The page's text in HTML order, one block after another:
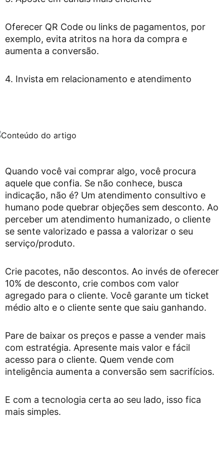
Oferecer QR Code ou links de pagamentos, por
exemplo, evita atritos na hora da compra e
aumenta a conversão.
4. Invista em relacionamento e atendimento
Quando você vai comprar algo, você procura
aquele que confia. Se não conhece, busca
indicação, não é? Um atendimento consultivo e
humano pode quebrar objeções sem desconto. Ao
perceber um atendimento humanizado, o cliente
se sente valorizado e passa a valorizar o seu
serviço/produto.
Crie pacotes, não descontos. Ao invés de oferecer
10% de desconto, crie combos com valor
agregado para o cliente. Você garante um ticket
médio alto e o cliente sente que saiu ganhando.
Pare de baixar os preços e passe a vender mais
com estratégia. Apresente mais valor e fácil
acesso para o cliente. Quem vende com
inteligência aumenta a conversão sem sacrifícios.
E com a tecnologia certa ao seu lado, isso fica
mais simples.